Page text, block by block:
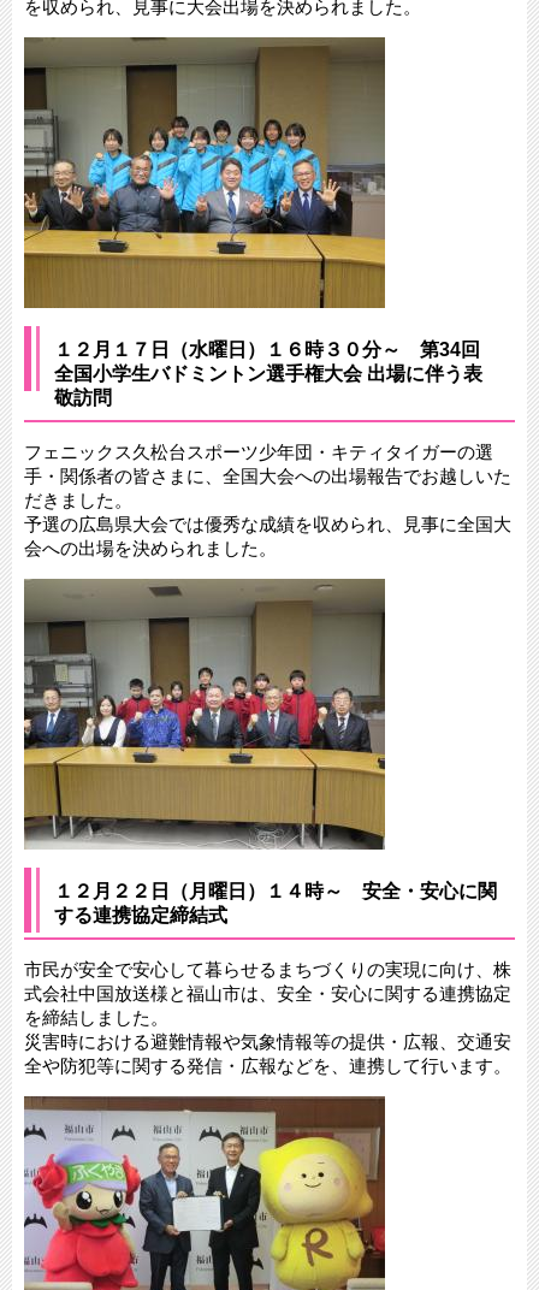
を収められ、見事に大会出場を決められました。
１２月１７日（水曜日）１６時３０分～ 第34回
全国小学生バドミントン選手権大会 出場に伴う表
敬訪問
フェニックス久松台スポーツ少年団・キティタイガーの選
手・関係者の皆さまに、全国大会への出場報告でお越しいた
だきました。
予選の広島県大会では優秀な成績を収められ、見事に全国大
会への出場を決められました。
１２月２２日（月曜日）１４時～ 安全・安心に関
する連携協定締結式
市民が安全で安心して暮らせるまちづくりの実現に向け、株
式会社中国放送様と福山市は、安全・安心に関する連携協定
を締結しました。
災害時における避難情報や気象情報等の提供・広報、交通安
全や防犯等に関する発信・広報などを、連携して行います。